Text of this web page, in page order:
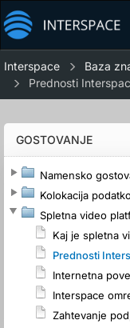
Interspace Baza
Prednosti
GOSTOVANJE
Namensko
Kolokacija
Spletna video
Kaj je spletna
Prednosti
Internetna
Interspace
Zahtevanje